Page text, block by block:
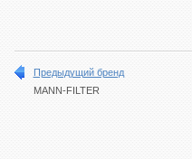
Предыдущий бренд
MANN-FILTER